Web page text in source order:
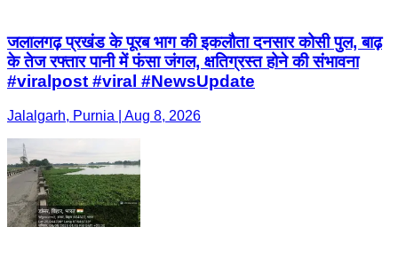
जलालगढ़ प्रखंड के पूरब भाग की इकलौता दनसार कोसी पुल, बाढ़
के तेज रफ्तार पानी में फंसा जंगल, क्षतिग्रस्त होने की संभावना
#viralpost #viral #NewsUpdate
Jalalgarh, Purnia | Aug 8, 2026